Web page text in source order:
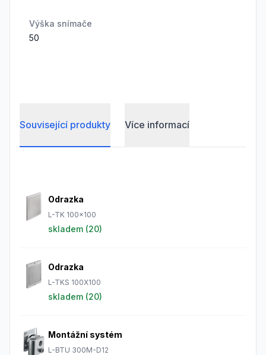
Výška snímače
50
Související produkty Více informací
Odrazka
L-TK 100x100
skladem (20)
Odrazka
L-TKS 100X100
skladem (20)
Montážní systém
L-BTU 300M-D12